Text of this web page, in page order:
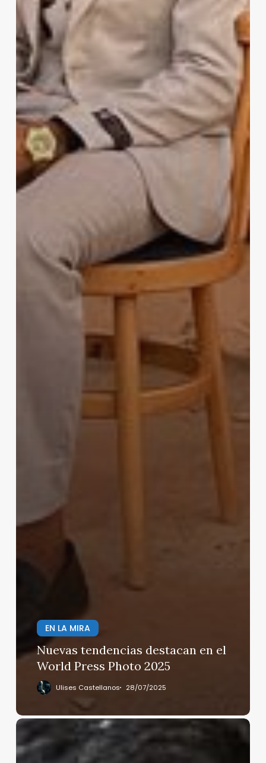
EN LA MIRA
Nuevas tendencias destacan en el
World Press Photo 2025
Ulises Castellanos 28/07/2025
Zelensky,
rechaza
ceder